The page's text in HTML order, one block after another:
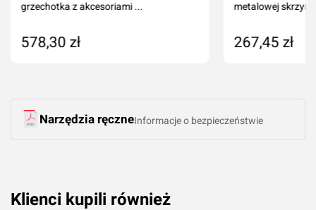
grzechotka z akcesoriami ...
578,30 zł
metalowej
267,45 zł
Narzędzia ręczneInformacje o bezpieczeństwie
Klienci kupili również